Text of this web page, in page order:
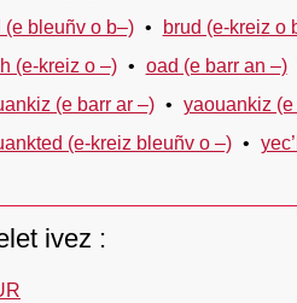
(e bleuñv o b–)
brud (e-kreiz o
(e-kreiz o –)
oad (e barr an –)
(e barr ar –)
yaouankiz
(e-kreiz bleuñv o –)
ivez :